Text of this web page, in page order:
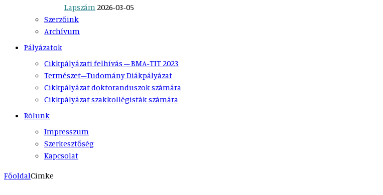
Lapszám2026-03-05
Szerzőink
Archívum
Pályázatok
Cikkpályázati felhívás – BMA-TIT 2023
Természet–Tudomány Diákpályázat
Cikkpályázat doktoranduszok számára
Cikkpályázat szakkollégisták számára
Rólunk
Impresszum
Szerkesztőség
Kapcsolat
FőoldalCímke